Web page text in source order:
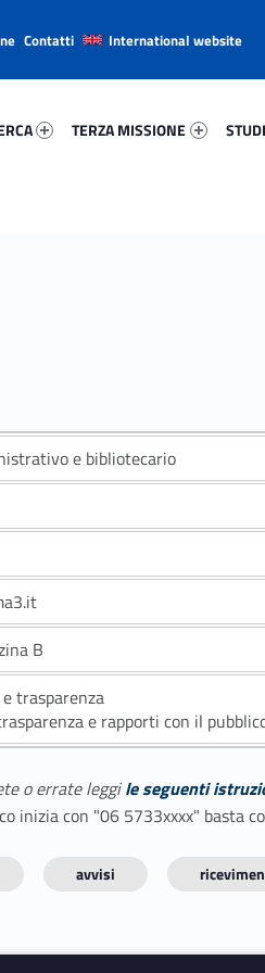
TERZA MISSIONE
Contatti International website
e bibliotecario
B
trasparenza
e rapporti con il
o errate leggile seguenti
inizia con "06 5733xxxx" basta
avvisi